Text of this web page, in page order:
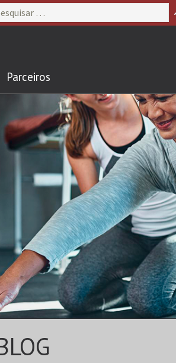
Parceiros